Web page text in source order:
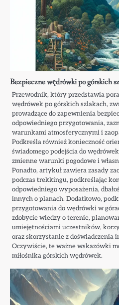
Bezpieczne wędrówki po górskich
Przewodnik, który przedstawia
wędrówek po górskich szlakach,
prowadzące do zapewnienia
odpowiedniego przygotowania,
warunkami atmosferycznymi i
Podkreśla również konieczność
świadomego podejścia do
zmienne warunki pogodowe i
Ponadto, artykuł zawiera zasady
podczas trekkingu, podkreślając
odpowiedniego wyposażenia,
innych o planach. Dodatkowo,
przygotowania do wędrówki w
zdobycie wiedzy o terenie,
umiejętnościami uczestników,
oraz skorzystanie z doświadczenia
Oczywiście, te ważne wskazówki
miłośnika górskich wędrówek.